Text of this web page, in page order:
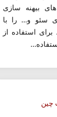
های بیهنه سازی
سئو و... را با
استفاده از
چین